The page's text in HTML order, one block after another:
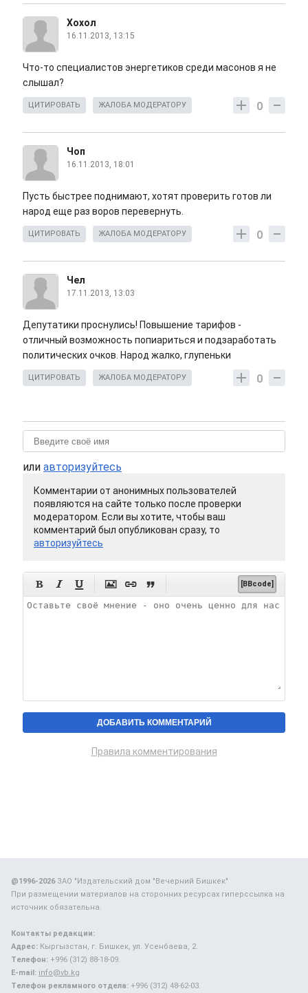
Хохол
16.11.2013, 13:15
Что-то специалистов энергетиков среди масонов я не
слышал?
0
ЦИТИРОВАТЬ ЖАЛОБА МОДЕРАТОРУ
Чоп
16.11.2013, 18:01
Пусть быстрее поднимают, хотят проверить готов ли
народ еще раз воров перевернуть.
0
ЦИТИРОВАТЬ ЖАЛОБА МОДЕРАТОРУ
Чел
17.11.2013, 13:03
Депутатики проснулись! Повышение тарифов -
отличный возможность попиариться и подзаработать
политических очков. Народ жалко, глупеньки
0
ЦИТИРОВАТЬ ЖАЛОБА МОДЕРАТОРУ
или авторизуйтесь
Комментарии от анонимных пользователей
появляются на сайте только после проверки
модератором. Если вы хотите, чтобы ваш
комментарий был опубликован сразу, то
авторизуйтесь
      [BBcode]
Правила комментирования
@1996-2026ЗАО "Издательский дом "Вечерний Бишкек"
При размещении материалов на сторонних ресурсах гиперссылка на
источник обязательна.
Контакты редакции:
Адрес: Кыргызстан, г. Бишкек, ул. Усенбаева, 2.
Телефон: +996 (312) 88-18-09.
E-mail: info@vb.kg
Телефон рекламного отдела: +996 (312) 48-62-03.